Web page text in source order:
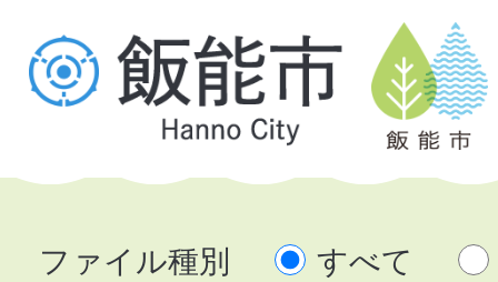
ファイル種別 すべて